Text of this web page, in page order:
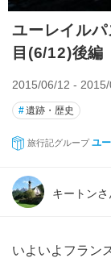
ユーレイル
目(6/12)後編
2015/06/12 -
#遺跡・歴史
旅行記グループ ユ
キートンさ
いよいよフラン